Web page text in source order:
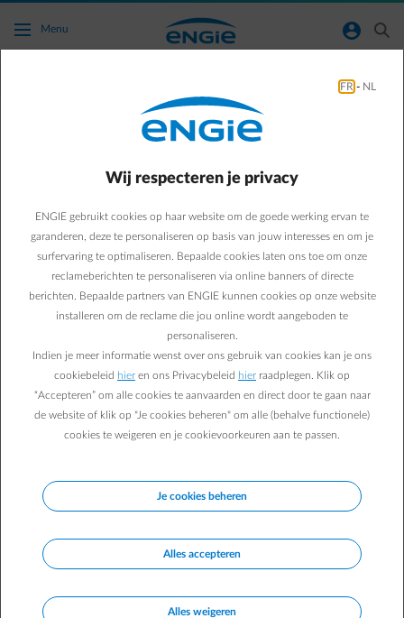
Ga naar de hoofdinhoud
Menu normal-account-circle search
Thuis laden
Thuis je elektrische wagen opladen is
Met de juiste oplossing haal je het maximale uit
elke laadbeurt, afgestemd op jouw verbruik en
levensstijl.
Laadpaal voor je woning
FR - NL
Wij respecteren je privacy
ENGIE gebruikt cookies op haar website om de goede werking ervan te
garanderen, deze te personaliseren op basis van jouw interesses en om je
surfervaring te optimaliseren. Bepaalde cookies laten ons toe om onze
reclameberichten te personaliseren via online banners of directe
berichten. Bepaalde partners van ENGIE kunnen cookies op onze website
installeren om de reclame die jou online wordt aangeboden te
personaliseren.
Indien je meer informatie wenst over ons gebruik van cookies kan je ons
cookiebeleid hier en ons Privacybeleid hier raadplegen. Klik op
“Accepteren” om alle cookies te aanvaarden en direct door te gaan naar
de website of klik op "Je cookies beheren" om alle (behalve functionele)
cookies te weigeren en je cookievoorkeuren aan te passen.
Je cookies beheren
Alles accepteren
Alles weigeren